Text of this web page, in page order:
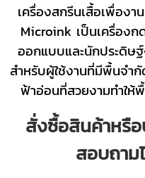
เครื่องสกรีนเสื้อเพื่อง
Microink เป็นเครื่อง
ออกแบบและนักประดิษฐ์
สำหรับผู้ใช้งานที่มีพื้นจำ
ฟ้าอ่อนที่สวยงามทำใ
สั่งซื้อสินค้าหรื
สอบถาม